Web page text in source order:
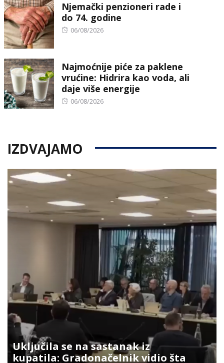
Njemački penzioneri rade i
do 74. godine
Posted
06/08/2026
Najmoćnije piće za paklene
vrućine: Hidrira kao voda, ali
daje više energije
Posted
06/08/2026
IZDVAJAMO
Uključila se na sastanak iz
kupatila: Gradonačelnik vidio šta